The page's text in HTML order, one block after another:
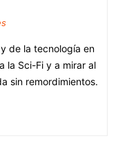
de la tecnología en
la Sci-Fi y a mirar al
sin remordimientos.